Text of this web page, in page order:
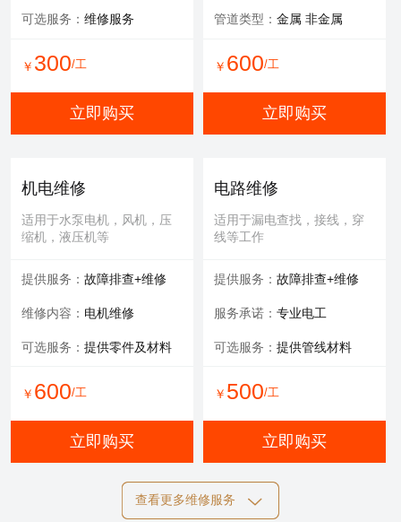
可选服务： 维修服务
￥ 300/工
立即购买
管道类型： 金属 非金属
￥ 600/工
立即购买
机电维修
适用于水泵电机，风机，压
缩机，液压机等
提供服务： 故障排查+维修
维修内容： 电机维修
可选服务： 提供零件及材料
￥ 600/工
立即购买
电路维修
适用于漏电查找，接线，穿
线等工作
提供服务： 故障排查+维修
服务承诺： 专业电工
可选服务： 提供管线材料
￥ 500/工
立即购买
膜清洗
查看更多维修服务